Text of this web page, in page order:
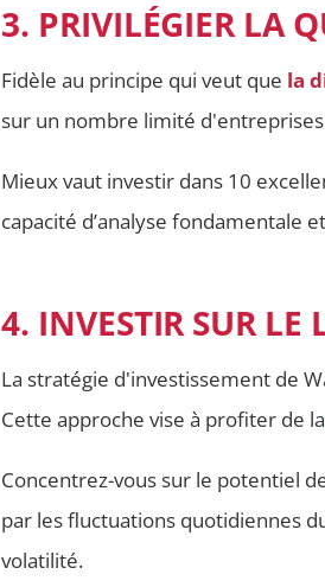
3. PRIVILÉGIER LA
Fidèle au principe qui veut que la
sur un nombre limité
Mieux vaut investir dans 10
capacité d’analyse fondamentale
4. INVESTIR SUR LE
La stratégie d'investissement de
Cette approche vise à profiter de la
Concentrez-vous sur le potentiel
par les fluctuations quotidiennes
volatilité.